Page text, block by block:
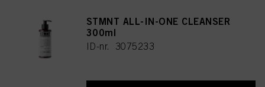
STMNT ALL-IN-ONE CLEANSER
300ml
ID-nr. 3075233